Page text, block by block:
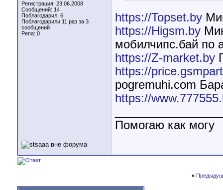
Регистрация: 23.06.2008
Сообщений: 14
Поблагодарил: 6
Поблагодарили 11 раз за 3
сообщений
Репа: 0
https://Topset.by
https://Higsm.by
мобилчипс.бай по
https://Z-market.by
https://
pogremuhi.com
https://
Помогаю как могу
«